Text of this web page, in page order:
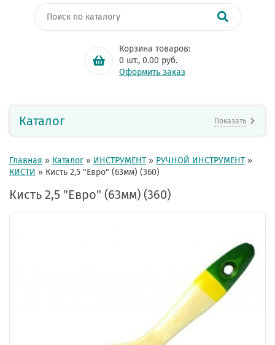
Корзина товаров:
0 шт., 0.00 руб.
Оформить заказ
Каталог Показать
Главная » Каталог » ИНСТРУМЕНТ » РУЧНОЙ ИНСТРУМЕНТ »
КИСТИ » Кисть 2,5 "Евро" (63мм) (360)
Кисть 2,5 "Евро" (63мм) (360)